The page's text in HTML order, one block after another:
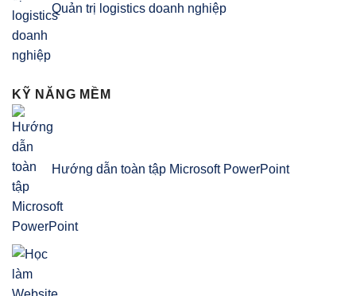
Quản trị logistics doanh nghiệp
KỸ NĂNG MỀM
Hướng dẫn toàn tập Microsoft PowerPoint